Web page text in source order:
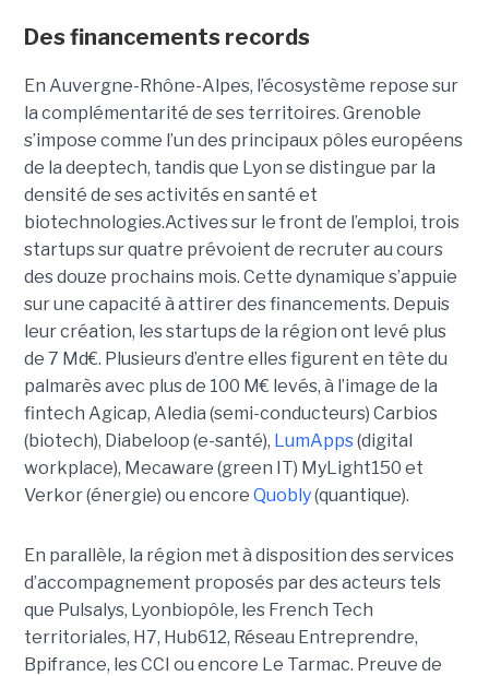
Des financements records
En Auvergne-Rhône-Alpes, l’écosystème repose sur
la complémentarité de ses territoires. Grenoble
s’impose comme l’un des principaux pôles européens
de la deeptech, tandis que Lyon se distingue par la
densité de ses activités en santé et
biotechnologies.Actives sur le front de l’emploi, trois
startups sur quatre prévoient de recruter au cours
des douze prochains mois. Cette dynamique s’appuie
sur une capacité à attirer des financements. Depuis
leur création, les startups de la région ont levé plus
de 7 Md€. Plusieurs d’entre elles figurent en tête du
palmarès avec plus de 100 M€ levés, à l’image de la
fintech Agicap, Aledia (semi-conducteurs) Carbios
(biotech), Diabeloop (e-santé), LumApps(digital
workplace), Mecaware (green IT) MyLight150 et
Verkor (énergie) ou encore Quobly(quantique).
En parallèle, la région met à disposition des services
d’accompagnement proposés par des acteurs tels
que Pulsalys, Lyonbiopôle, les French Tech
territoriales, H7, Hub612, Réseau Entreprendre,
Bpifrance, les CCI ou encore Le Tarmac. Preuve de